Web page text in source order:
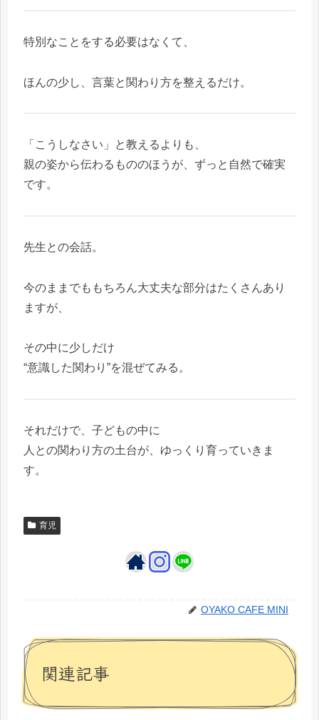
特別なことをする必要はなくて、
ほんの少し、言葉と関わり方を整えるだけ。
「こうしなさい」と教えるよりも、
親の姿から伝わるもののほうが、ずっと自然で確実
です。
先生との会話。
今のままでももちろん大丈夫な部分はたくさんあり
ますが、
その中に少しだけ
“意識した関わり”を混ぜてみる。
それだけで、子どもの中に
人との関わり方の土台が、ゆっくり育っていきま
す。
育児
OYAKO CAFE MINI
関連記事